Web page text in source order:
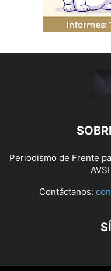
Periodismo de Frente
Contáctanos: